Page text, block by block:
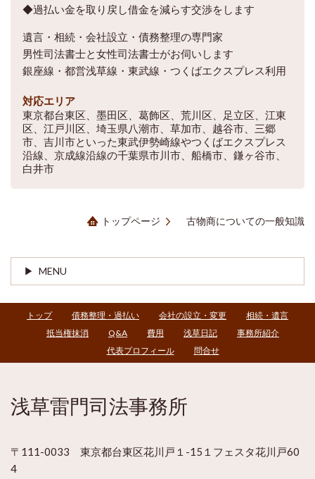
◆過払い金を取り戻し借金を減らす交渉をします
遺言・相続・会社設立・債務整理の専門家
男性司法書士と女性司法書士がお伺いします
銀座線・都営浅草線・東武線・つくばエクスプレス利用
対応エリア
東京都台東区、墨田区、葛飾区、荒川区、足立区、江東
区、江戸川区、埼玉県八潮市、草加市、越谷市、三郷
市、吉川市といった東武伊勢崎線やつくばエクスプレス
沿線、京成線沿線の千葉県市川市、船橋市、鎌ヶ谷市、
白井市
トップページ 古物商についての一般知識
MENU
トップ 債務整理・過払い 会社の設立・変更
相続・遺言
抵当権抹消
Q&A 費用 浅草日記
事務所紹介
代表プロフィール
問合せ
浅草雷門司法事務所
〒111-0033 東京都台東区花川戸１-15１フェスタ花川戸60
4